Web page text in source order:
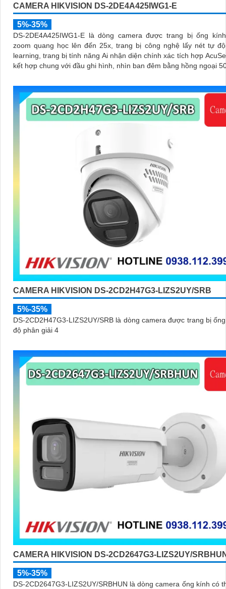
CAMERA HIKVISION DS-2DE4A425IWG1-E
5%-35%
DS-2DE4A425IWG1-E là dòng camera được trang bị ống
zoom quang học lên đến 25x, trang bị công nghệ lấy nét tự
learning, trang bị tính năng Ai nhận diện chính xác tích hợp
kết hợp chung với đầu ghi hình, nhìn ban đêm bằng hồng ngoại
CAMERA HIKVISION DS-2CD2H47G3-LIZS2UY/SRB
5%-35%
DS-2CD2H47G3-LIZS2UY/SRB là dòng camera được trang bị
độ phân giải 4
CAMERA HIKVISION DS-2CD2647G3-LIZS2UY/
5%-35%
DS-2CD2647G3-LIZS2UY/SRBHUN là dòng camera ống kính có